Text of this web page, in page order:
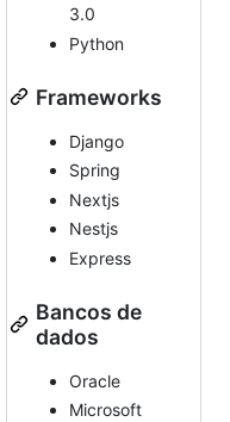
3.0
Python
Frameworks
Django
Spring
Nextjs
Nestjs
Express
Bancos de
dados
Oracle
Microsoft